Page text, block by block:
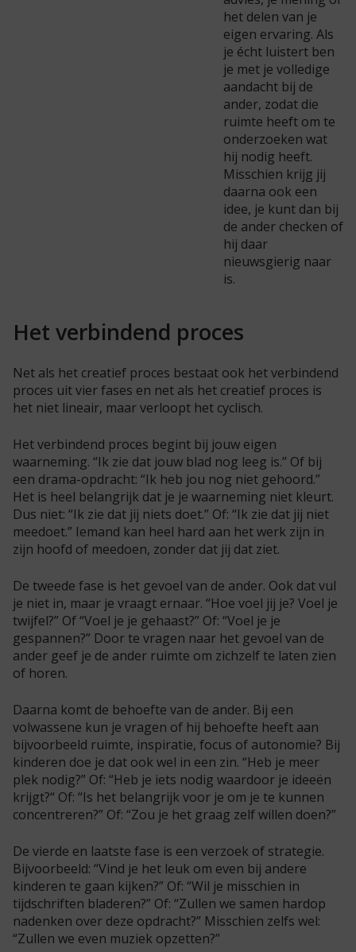
het delen van je
eigen ervaring. Als
je écht luistert ben
je met je volledige
aandacht bij de
ander, zodat die
ruimte heeft om te
onderzoeken wat
hij nodig heeft.
Misschien krijg jij
daarna ook een
idee, je kunt dan bij
de ander checken of
hij daar
nieuwsgierig naar
is.
Het verbindend proces
Net als het creatief proces bestaat ook het verbindend
proces uit vier fases en net als het creatief proces is
het niet lineair, maar verloopt het cyclisch.
Het verbindend proces begint bij jouw eigen
waarneming. “Ik zie dat jouw blad nog leeg is.” Of bij
een drama-opdracht: “Ik heb jou nog niet gehoord.”
Het is heel belangrijk dat je je waarneming niet kleurt.
Dus niet: “Ik zie dat jij niets doet.” Of: “Ik zie dat jij niet
meedoet.” Iemand kan heel hard aan het werk zijn in
zijn hoofd of meedoen, zonder dat jij dat ziet.
De tweede fase is het gevoel van de ander. Ook dat vul
je niet in, maar je vraagt ernaar. “Hoe voel jij je? Voel je
twijfel?” Of “Voel je je gehaast?” Of: “Voel je je
gespannen?” Door te vragen naar het gevoel van de
ander geef je de ander ruimte om zichzelf te laten zien
of horen.
Daarna komt de behoefte van de ander. Bij een
volwassene kun je vragen of hij behoefte heeft aan
bijvoorbeeld ruimte, inspiratie, focus of autonomie? Bij
kinderen doe je dat ook wel in een zin. “Heb je meer
plek nodig?” Of: “Heb je iets nodig waardoor je ideeën
krijgt?“ Of: “Is het belangrijk voor je om je te kunnen
concentreren?” Of: “Zou je het graag zelf willen doen?”
De vierde en laatste fase is een verzoek of strategie.
Bijvoorbeeld: “Vind je het leuk om even bij andere
kinderen te gaan kijken?” Of: “Wil je misschien in
tijdschriften bladeren?” Of: “Zullen we samen hardop
nadenken over deze opdracht?” Misschien zelfs wel:
“Zullen we even muziek opzetten?”